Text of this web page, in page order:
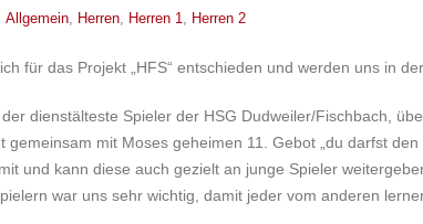
Allgemein, Herren, Herren 1, Herren 2
für das Projekt „HFS“ entschieden und werden uns in
dienstälteste Spieler der HSG Dudweiler/Fischbach,
gemeinsam mit Moses geheimen 11. Gebot „du darfst den
und kann diese auch gezielt an junge Spieler
war uns sehr wichtig, damit jeder vom anderen